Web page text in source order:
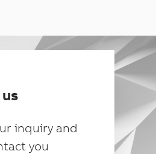
inquiry and
you